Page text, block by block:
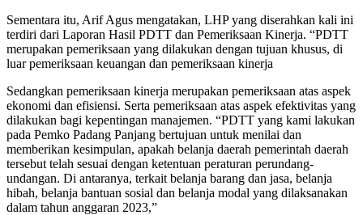
Sementara itu, Arif Agus mengatakan, LHP yang diserahkan kali ini
terdiri dari Laporan Hasil PDTT dan Pemeriksaan Kinerja. “PDTT
merupakan pemeriksaan yang dilakukan dengan tujuan khusus, di
luar pemeriksaan keuangan dan pemeriksaan kinerja
Sedangkan pemeriksaan kinerja merupakan pemeriksaan atas aspek
ekonomi dan efisiensi. Serta pemeriksaan atas aspek efektivitas yang
dilakukan bagi kepentingan manajemen. “PDTT yang kami lakukan
pada Pemko Padang Panjang bertujuan untuk menilai dan
memberikan kesimpulan, apakah belanja daerah pemerintah daerah
tersebut telah sesuai dengan ketentuan peraturan perundang-
undangan. Di antaranya, terkait belanja barang dan jasa, belanja
hibah, belanja bantuan sosial dan belanja modal yang dilaksanakan
dalam tahun anggaran 2023,”